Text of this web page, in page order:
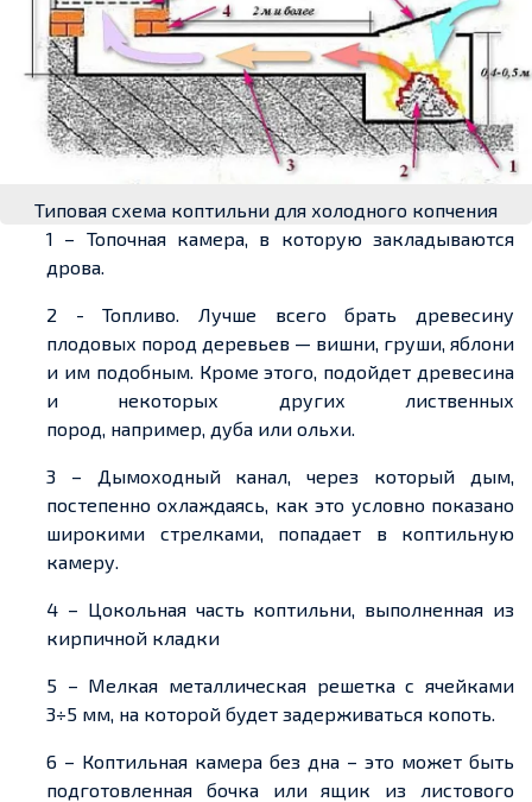
Типовая схема коптильни для холодного копчения
1 – Топочная камера, в которую закладываются
дрова.
2 - Топливо. Лучше всего брать древесину
плодовых пород деревьев — вишни, груши, яблони
и им подобным. Кроме этого, подойдет древесина
и некоторых других лиственных
пород, например, дуба или ольхи.
3 – Дымоходный канал, через который дым,
постепенно охлаждаясь, как это условно показано
широкими стрелками, попадает в коптильную
камеру.
4 – Цокольная часть коптильни, выполненная из
кирпичной кладки
5 – Мелкая металлическая решетка с ячейками
3÷5 мм, на которой будет задерживаться копоть.
6 – Коптильная камера без дна – это может быть
подготовленная бочка или ящик из листового